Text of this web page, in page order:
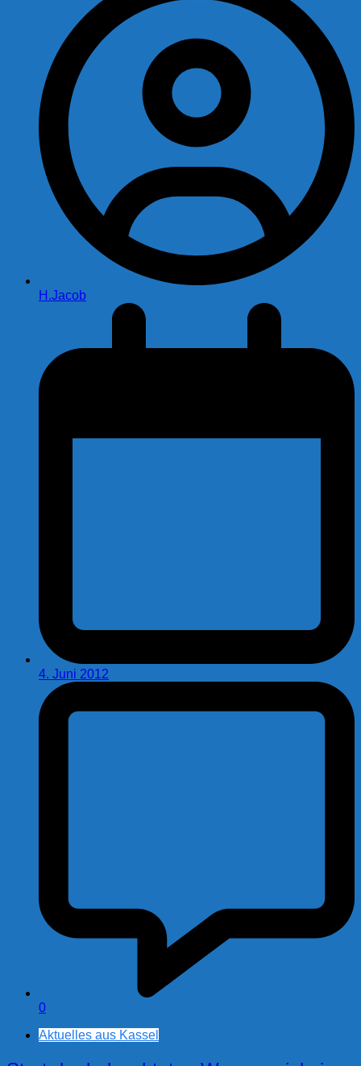
H.Jacob
4. Juni 2012
0
Aktuelles aus Kassel